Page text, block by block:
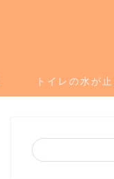
トイレの水が